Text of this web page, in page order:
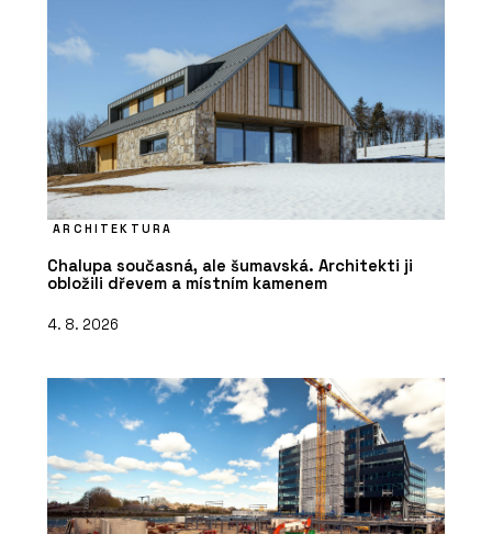
ARCHITEKTURA
Chalupa současná, ale šumavská. Architekti ji
obložili dřevem a místním kamenem
4. 8. 2026